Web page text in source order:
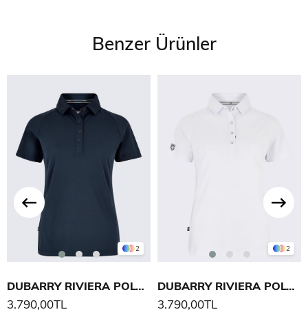
Benzer Ürünler
2
DUBARRY RIVIERA POLO T-SHIRT
3.790,00TL
2
DUBARRY RIVIERA POLO T-SHIRT
3.790,00TL